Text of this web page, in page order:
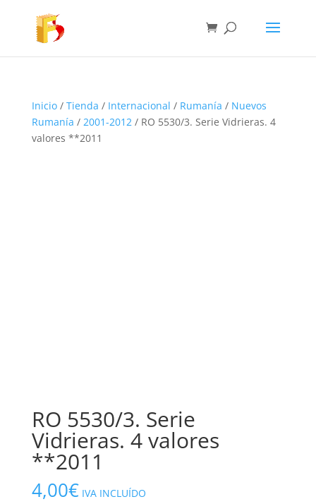
Inicio/ Tienda / Internacional / Rumanía / Nuevos
Rumanía / 2001-2012/ RO 5530/3. Serie Vidrieras. 4
valores **2011
RO 5530/3. Serie
Vidrieras. 4 valores
**2011
4,00€ IVA INCLUÍDO